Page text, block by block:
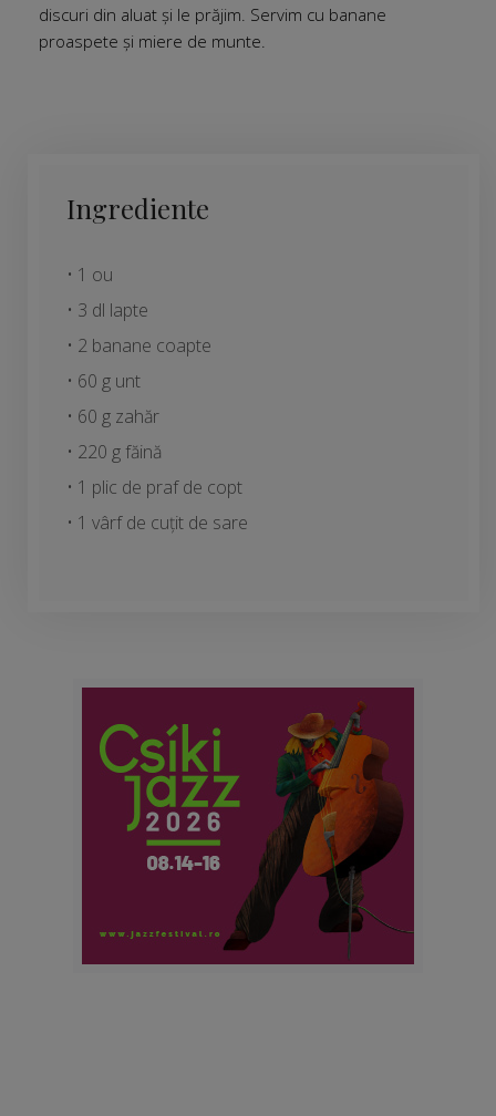
discuri din aluat și le prăjim. Servim cu banane
proaspete și miere de munte.
Ingrediente
• 1 ou
• 3 dl lapte
• 2 banane coapte
• 60 g unt
• 60 g zahăr
• 220 g făină
• 1 plic de praf de copt
• 1 vârf de cuțit de sare